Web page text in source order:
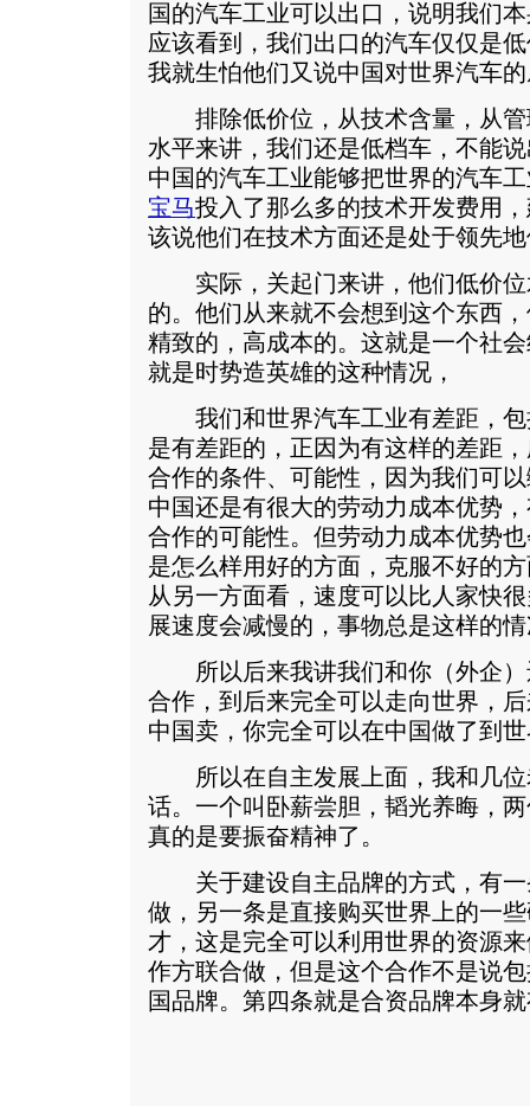
国的汽车工业可以出口，说明我们
应该看到，我们出口的汽车仅仅是
我就生怕他们又说中国对世界汽车
排除低价位，从技术含量，从管
水平来讲，我们还是低档车，不能
中国的汽车工业能够把世界的汽车
宝马投入了那么多的技术开发费用
该说他们在技术方面还是处于领先
实际，关起门来讲，他们低价位
的。他们从来就不会想到这个东西
精致的，高成本的。这就是一个社
就是时势造英雄的这种情况，
我们和世界汽车工业有差距，包
是有差距的，正因为有这样的差距
合作的条件、可能性，因为我们可
中国还是有很大的劳动力成本优势
合作的可能性。但劳动力成本优势
是怎么样用好的方面，克服不好的
从另一方面看，速度可以比人家快
展速度会减慢的，事物总是这样的
所以后来我讲我们和你（外企）
合作，到后来完全可以走向世界，
中国卖，你完全可以在中国做了到
所以在自主发展上面，我和几位
话。一个叫卧薪尝胆，韬光养晦，
真的是要振奋精神了。
关于建设自主品牌的方式，有一
做，另一条是直接购买世界上的一
才，这是完全可以利用世界的资源
作方联合做，但是这个合作不是说
国品牌。第四条就是合资品牌本身